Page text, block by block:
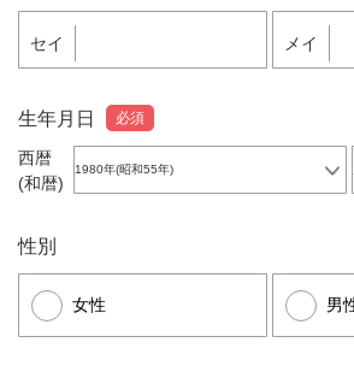
セイ メイ
生年月日 必須
西暦
(和暦)
性別
女性 男